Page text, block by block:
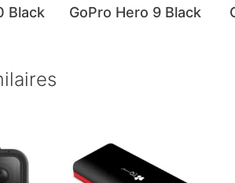
Black GoPro Hero 9 Black